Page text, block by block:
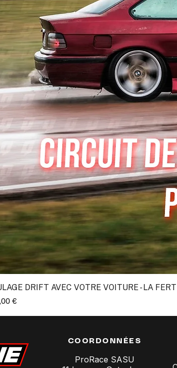
DRIFT AVEC VOTRE VOITURE - LA
€
COORDONNÉES
ProRace SASU